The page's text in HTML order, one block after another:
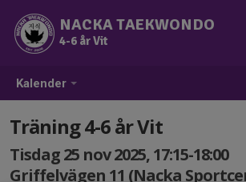
Kalender
NACKA TAEKWONDO
4-6 år Vit
Träning 4-6 år Vit
Tisdag 25 nov 2025, 17:15-18:00
Griffelvägen 11 (Nacka